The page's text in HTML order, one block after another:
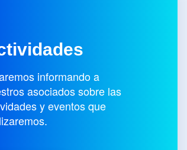
informando a
asociados sobre las
y eventos que